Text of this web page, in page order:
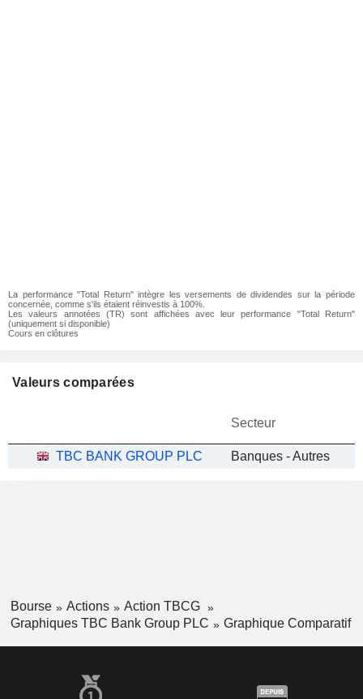
La performance "Total Return" intègre les versements de dividendes sur la période
concernée, comme s'ils étaient réinvestis à 100%.
Les valeurs annotées (TR) sont affichées avec leur performance "Total Return"
(uniquement si disponible)
Cours en clôtures
Valeurs comparées
Secteur
TBC BANK GROUP PLC Banques - Autres
Bourse Actions
Action TBCG
Graphiques TBC Bank Group PLC
Graphique Comparatif